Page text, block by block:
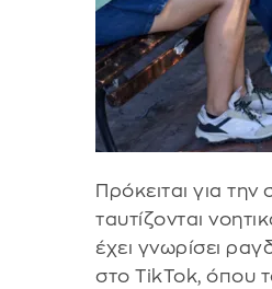
Πρόκειται για
ταυτίζονται
έχει γνωρίσει
στο TikTok, όπου